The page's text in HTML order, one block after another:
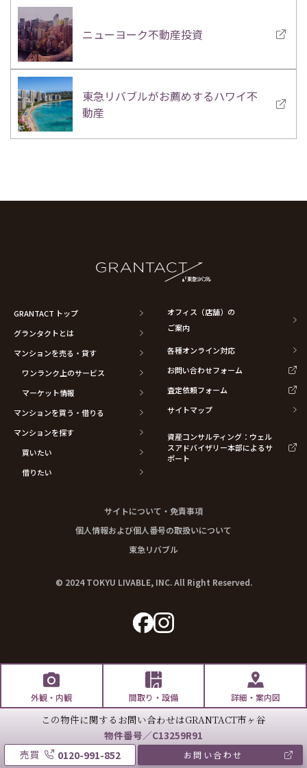
外観・内観 間取り・設備 詳細・案内図
この物件に関するお問い合わせはGRANTACT市ヶ谷
物件番号／C13259R91
売買
0120-991-852 お問い合わせ
ニューヨーク不動産投資
東急リバブルがお薦めするハワイ不
動産
GRANTACT トップ
グランタクトとは
マンションを売る・貸す
ワンランク上のサービス
マーケット情報
マンションを買う・借りる
マンションを探す
買いたい
借りたい
オフィス（店舗）の
ご案内
各種オンライン対応
お問い合わせフォーム
査定依頼フォーム
サイトマップ
資産コンサルティング：ウェル
スアドバイザリー本部によるサ
ポート
サイトについて・免責事項
個人情報および個人番号の取扱いについて
東急リバブル
© 2024 TOKYU LIVABLE, INC. All Right Reserved.